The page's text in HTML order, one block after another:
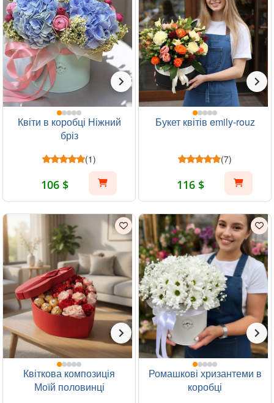
Квіти в коробці Ніжний
бріз
(1)
106 $
Букет квітів emily-rouz
(7)
116 $
Квіткова композиція
Моїй половинці
Ромашкові хризантеми в
коробці